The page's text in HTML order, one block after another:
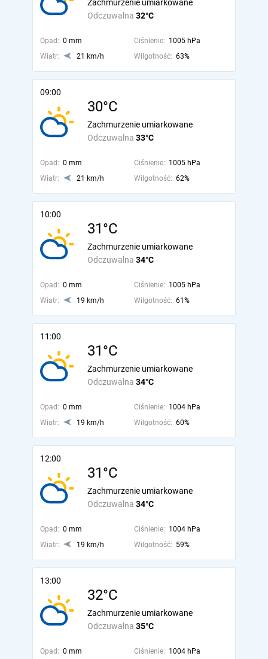
Odczuwalna 32°C
Zachmurzenie umiarkowane
Opad: 0 mm Ciśnienie: 1005 hPa
Wiatr:
21 km/h Wilgotność: 63%
09:00
30°C
Odczuwalna 33°C
Zachmurzenie umiarkowane
Opad: 0 mm Ciśnienie: 1005 hPa
Wiatr:
21 km/h Wilgotność: 62%
10:00
31°C
Odczuwalna 34°C
Zachmurzenie umiarkowane
Opad: 0 mm Ciśnienie: 1005 hPa
Wiatr:
19 km/h Wilgotność: 61%
11:00
31°C
Odczuwalna 34°C
Zachmurzenie umiarkowane
Opad: 0 mm Ciśnienie: 1004 hPa
Wiatr:
19 km/h Wilgotność: 60%
12:00
31°C
Odczuwalna 34°C
Zachmurzenie umiarkowane
Opad: 0 mm Ciśnienie: 1004 hPa
Wiatr:
19 km/h Wilgotność: 59%
13:00
32°C
Odczuwalna 35°C
Zachmurzenie umiarkowane
Opad: 0 mm Ciśnienie: 1004 hPa